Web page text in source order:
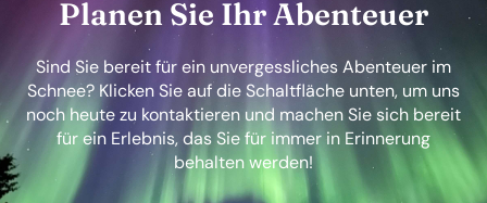
Planen Sie Ihr Abenteuer
Sind Sie bereit für ein unvergessliches Abenteuer im
Schnee? Klicken Sie auf die Schaltfläche unten, um uns
noch heute zu kontaktieren und machen Sie sich bereit
für ein Erlebnis, das Sie für immer in Erinnerung
behalten werden!